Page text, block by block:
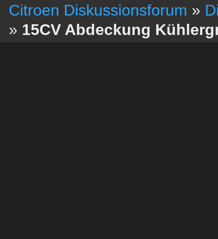
Citroen Diskussionsforum »
» 15CV Abdeckung